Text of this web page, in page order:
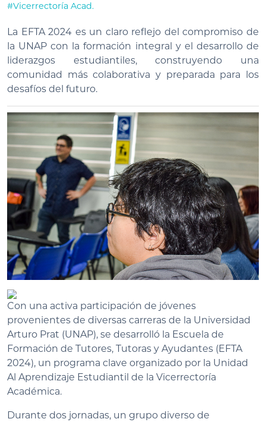
#Vicerrectoría Acad.
La EFTA 2024 es un claro reflejo del compromiso de
la UNAP con la formación integral y el desarrollo de
liderazgos estudiantiles, construyendo una
comunidad más colaborativa y preparada para los
desafíos del futuro.
Con una activa participación de jóvenes
provenientes de diversas carreras de la Universidad
Arturo Prat (UNAP), se desarrolló la Escuela de
Formación de Tutores, Tutoras y Ayudantes (EFTA
2024), un programa clave organizado por la Unidad
Al Aprendizaje Estudiantil de la Vicerrectoría
Académica.
Durante dos jornadas, un grupo diverso de